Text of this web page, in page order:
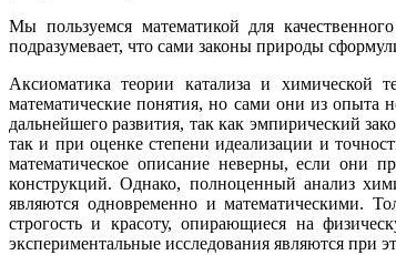
Мы пользуемся математикой для
подразумевает, что сами законы природы
Аксиоматика теории катализа и
математические понятия, но сами они из
дальнейшего развития, так как эмпирический
так и при оценке степени идеализации и
математическое описание неверны, если они
конструкций. Однако, полноценный анализ
являются одновременно и математическими.
строгость и красоту, опирающиеся на
экспериментальные исследования являются при